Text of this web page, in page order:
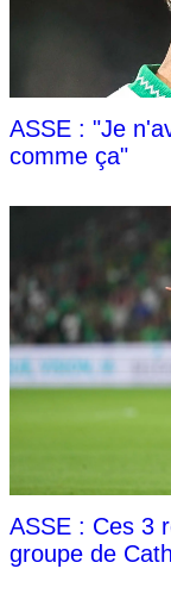
ASSE : "Je
comme ça"
ASSE : Ces 3
groupe de